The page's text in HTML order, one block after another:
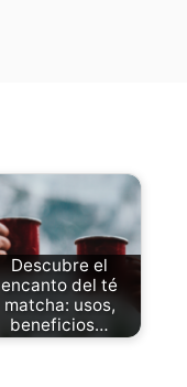
Descubre el
encanto del té
matcha: usos,
beneficios…